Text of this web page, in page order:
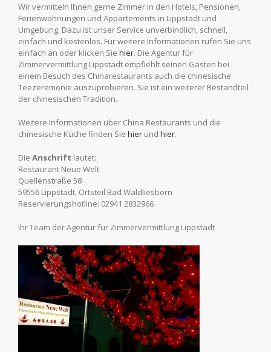
Wir vermitteln Ihnen gerne Zimmer in den Hotels, Pensionen,
Ferienwohnungen und Appartements in Lippstadt und
Umgebung. Dazu ist unser Service unverbindlich, schnell,
einfach und kostenlos. Für weitere Informationen rufen Sie uns
einfach an oder klicken Sie hier. Die Agentur für
Zimmervermittlung Lippstadt empfiehlt seinen Gästen bei
einem Besuch des Chinarestaurants auch die chinesische
Teezeremonie auszuprobieren. Sie ist ein weiterer Bestandteil
der chinesischen Tradition.
Weitere Informationen über China Restaurants und die
chinesische Küche finden Sie hier und hier.
Die Anschrift lautet:
Restaurant Neue Welt
Quellenstraße 58
59556 Lippstadt, Ortsteil Bad Waldliesborn
Reservierungshotline: 02941 2832966
Ihr Team der Agentur für Zimmervermittlung Lippstadt